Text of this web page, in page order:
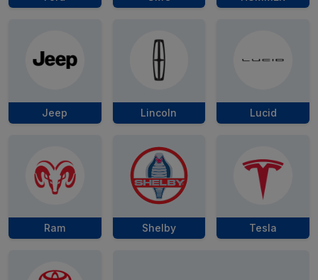
Jeep Lincoln Lucid
Ram Shelby Tesla